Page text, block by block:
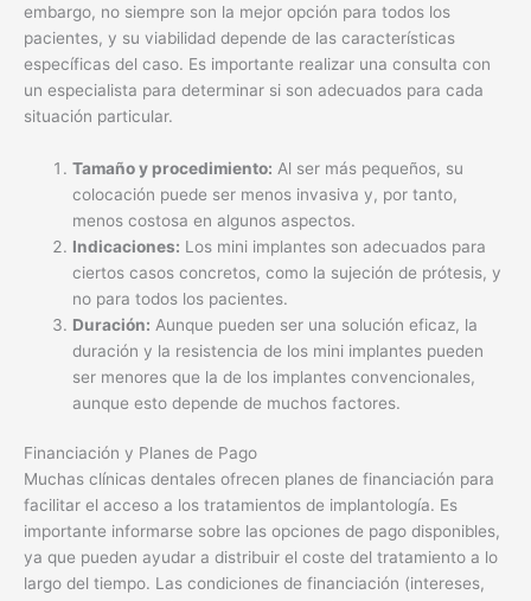
embargo, no siempre son la mejor opción para todos los
pacientes, y su viabilidad depende de las características
específicas del caso. Es importante realizar una consulta con
un especialista para determinar si son adecuados para cada
situación particular.
Tamaño y procedimiento: Al ser más pequeños, su
colocación puede ser menos invasiva y, por tanto,
menos costosa en algunos aspectos.
Indicaciones: Los mini implantes son adecuados para
ciertos casos concretos, como la sujeción de prótesis, y
no para todos los pacientes.
Duración: Aunque pueden ser una solución eficaz, la
duración y la resistencia de los mini implantes pueden
ser menores que la de los implantes convencionales,
aunque esto depende de muchos factores.
Financiación y Planes de Pago
Muchas clínicas dentales ofrecen planes de financiación para
facilitar el acceso a los tratamientos de implantología. Es
importante informarse sobre las opciones de pago disponibles,
ya que pueden ayudar a distribuir el coste del tratamiento a lo
largo del tiempo. Las condiciones de financiación (intereses,